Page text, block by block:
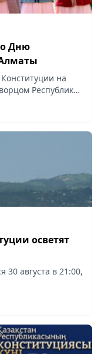
Дню
на
Республики
«Ата заң –
осветят
августа в 21:00,